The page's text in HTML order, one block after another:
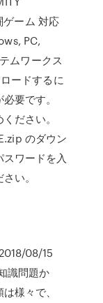
ゲーム 対応
PC,
ムワークス
ードするに
要です。
ださい。
のダウン
ワードを入
い。
08/15
識問題か
様々で、